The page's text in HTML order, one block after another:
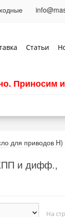
Статьи
Приносим
и дифф.,
На